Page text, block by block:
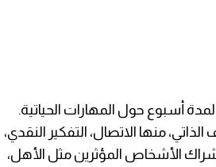
أسبوع حول المهارات الحياتية.
منها الاتصال، التفكير النقدي،
الأشخاص المؤثرين مثل الأهل،